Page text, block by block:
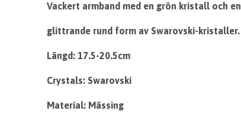
Vackert armband med en grön kristall och en
glittrande rund form av Swarovski-kristaller.
Längd: 17.5-20.5cm
Crystals: Swarovski
Material: Mässing